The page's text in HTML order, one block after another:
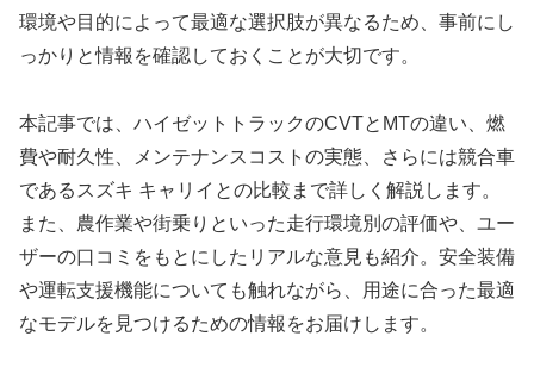
環境や目的によって最適な選択肢が異なるため、事前にし
っかりと情報を確認しておくことが大切です。
本記事では、ハイゼットトラックのCVTとMTの違い、燃
費や耐久性、メンテナンスコストの実態、さらには競合車
であるスズキ キャリイとの比較まで詳しく解説します。
また、農作業や街乗りといった走行環境別の評価や、ユー
ザーの口コミをもとにしたリアルな意見も紹介。安全装備
や運転支援機能についても触れながら、用途に合った最適
なモデルを見つけるための情報をお届けします。